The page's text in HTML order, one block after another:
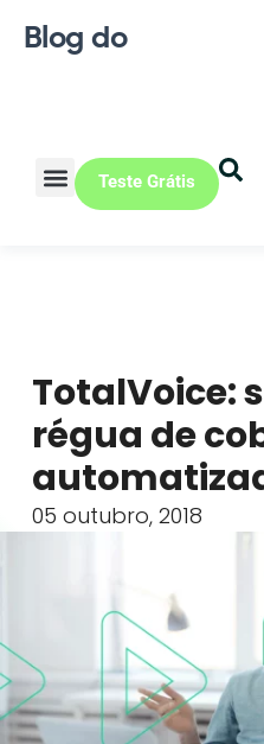
Blog do
Teste Grátis
TotalVoice:
régua de
05 outubro, 2018